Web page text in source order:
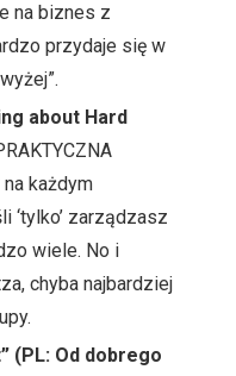
na biznes z
przydaje się w
about Hard
każdym
‘tylko’ zarządzasz
wiele. No i
chyba najbardziej
(PL: Od dobrego